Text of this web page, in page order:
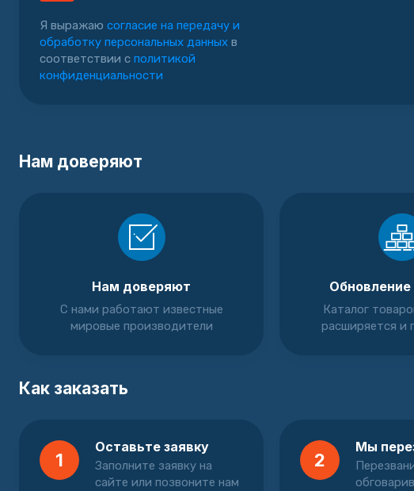
Я выражаю согласие на передачу и
обработку персональных данных в
соответствии с политикой
конфиденциальности
Нам доверяют
Нам доверяют
С нами работают известные
мировые производители
Обновление
Каталог
расширяется и
Как заказать
1
Оставьте заявку
Заполните заявку на
сайте или позвоните нам
2
Мы